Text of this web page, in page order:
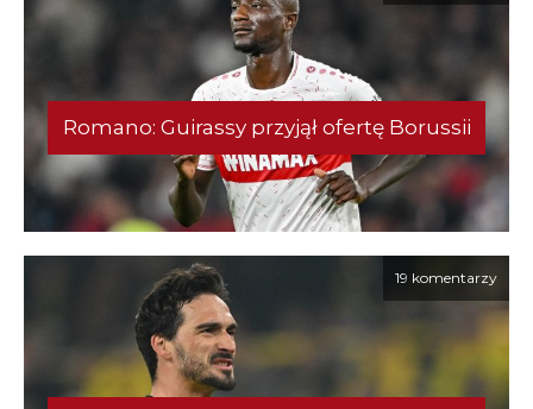
Romano: Guirassy przyjął ofertę Borussii
19 komentarzy